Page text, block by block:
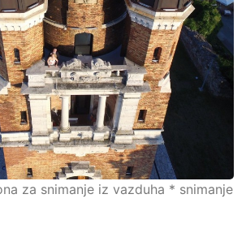
za snimanje iz vazduha * snimanje